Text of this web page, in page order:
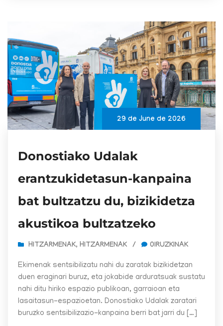
29 de June de 2026
Donostiako Udalak
erantzukidetasun-kanpaina
bat bultzatzu du, bizikidetza
akustikoa bultzatzeko
HITZARMENAK, HITZARMENAK / 0IRUZKINAK
Ekimenak sentsibilizatu nahi du zaratak bizikidetzan
duen eraginari buruz, eta jokabide arduratsuak sustatu
nahi ditu hiriko espazio publikoan, garraioan eta
lasaitasun-espazioetan. Donostiako Udalak zaratari
buruzko sentsibilizazio-kanpaina berri bat jarri du […]